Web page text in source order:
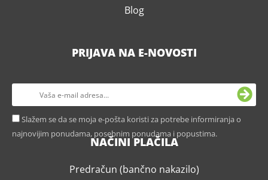
Blog
PRIJAVA NA E-NOVOSTI
Slažem se da se moja e-pošta koristi za potrebe informiranja o
najnovijim ponudama, posebnim ponudama i popustima.
NAČINI PLAČILA
Predračun (bančno nakazilo)